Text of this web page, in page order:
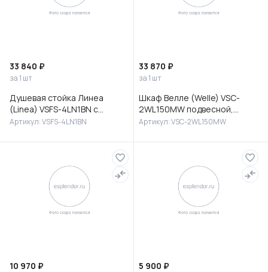
33 840 ₽
за 1 шт
Душевая стойка Линеа
(Linea) VSFS-4LN1BN с
изливом, брашированный
Артикул: VSFS-4LN1BN
33 870 ₽
за 1 шт
Шкаф Велле (Welle) VSC-
2WL150MW подвесной,
1500*350*300, Белый
Артикул: VSC-2WL150MW
10 970 ₽ 5 900 ₽